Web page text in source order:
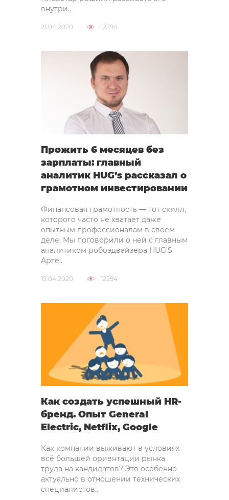
внутри..
21.04.2020 12394
Прожить 6 месяцев без
зарплаты: главный
аналитик HUG’s рассказал о
грамотном инвестировании
Финансовая грамотность — тот скилл,
которого часто не хватает даже
опытным профессионалам в своем
деле. Мы поговорили о ней с главным
аналитиком робоэдвайзера HUG'S
Арте..
15.04.2020 12294
Как создать успешный HR-
бренд. Опыт General
Electric, Netflix, Google
Как компании выживают в условиях
всё большей ориентации рынка
труда на кандидатов? Это особенно
актуально в отношении технических
специалистов..